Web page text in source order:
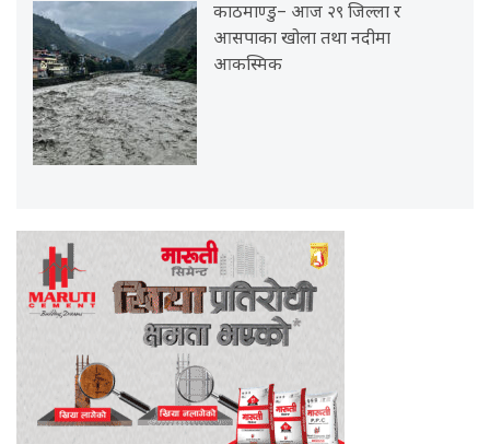
काठमाण्डु– आज २९ जिल्ला र
आसपाका खोला तथा नदीमा
आकस्मिक